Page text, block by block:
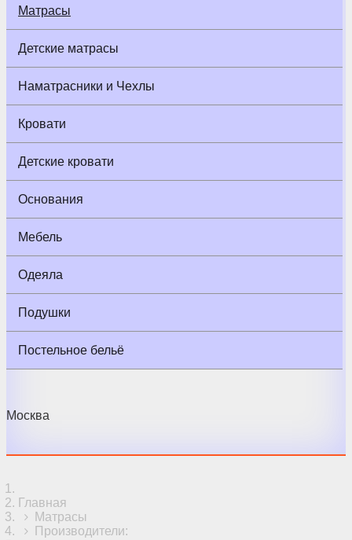
Матрасы
Детские матрасы
Наматрасники и Чехлы
Кровати
Детские кровати
Основания
Мебель
Одеяла
Подушки
Постельное бельё
Москва
Главная
Матрасы
Производители: